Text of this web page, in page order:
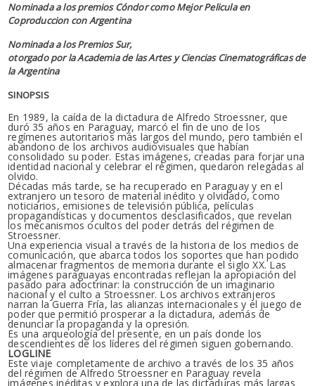
Nominada a los premios Cóndor como Mejor Pelicula en
Coproduccion con Argentina
Nominada a los Premios Sur,
otorgado por la Academia de las Artes y Ciencias Cinematográficas de
la Argentina
SINOPSIS
En 1989, la caída de la dictadura de Alfredo Stroessner, que
duró 35 años en Paraguay, marcó el fin de uno de los
regímenes autoritarios más largos del mundo, pero también el
abandono de los archivos audiovisuales que habían
consolidado su poder. Estas imágenes, creadas para forjar una
identidad nacional y celebrar el régimen, quedaron relegadas al
olvido.
Décadas más tarde, se ha recuperado en Paraguay y en el
extranjero un tesoro de material inédito y olvidado, como
noticiarios, emisiones de televisión pública, películas
propagandísticas y documentos desclasificados, que revelan
los mecanismos ocultos del poder detrás del régimen de
Stroessner.
Una experiencia visual a través de la historia de los medios de
comunicación, que abarca todos los soportes que han podido
almacenar fragmentos de memoria durante el siglo XX. Las
imágenes paraguayas encontradas reflejan la apropiación del
pasado para adoctrinar: la construcción de un imaginario
nacional y el culto a Stroessner. Los archivos extranjeros
narran la Guerra Fría, las alianzas internacionales y el juego de
poder que permitió prosperar a la dictadura, además de
denunciar la propaganda y la opresión.
Es una arqueología del presente, en un país donde los
descendientes de los líderes del régimen siguen gobernando.
LOGLINE
Este viaje completamente de archivo a través de los 35 años
del régimen de Alfredo Stroessner en Paraguay revela
imágenes inéditas y explora una de las dictaduras más largas